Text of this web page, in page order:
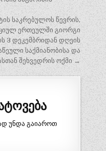
საკრებულოს წევრის,
ერთეულში გიორგი
3 დეკემბრიდან დღეის
საქმიანობისა და
შეხვედრის ოქმი →
უნდა გაიაროთ